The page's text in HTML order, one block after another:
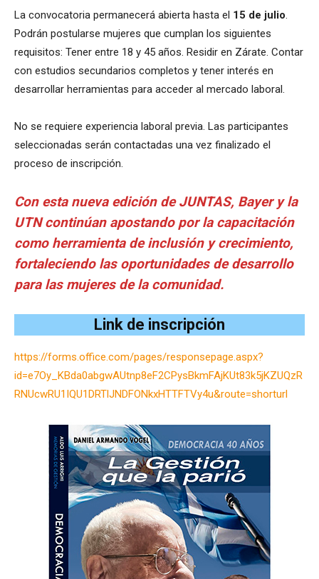
La convocatoria permanecerá abierta hasta el 15 de julio.
Podrán postularse mujeres que cumplan los siguientes
requisitos: Tener entre 18 y 45 años. Residir en Zárate. Contar
con estudios secundarios completos y tener interés en
desarrollar herramientas para acceder al mercado laboral.
No se requiere experiencia laboral previa. Las participantes
seleccionadas serán contactadas una vez finalizado el
proceso de inscripción.
Con esta nueva edición de JUNTAS, Bayer y la
UTN continúan apostando por la capacitación
como herramienta de inclusión y crecimiento,
fortaleciendo las oportunidades de desarrollo
para las mujeres de la comunidad.
Link de inscripción
https://forms.office.com/pages/responsepage.aspx?
id=e7Oy_KBda0abgwAUtnp8eF2CPysBkmFAjKUt83k5jKZUQzR
RNUcwRU1IQU1DRTlJNDFONkxHTTFTVy4u&route=shorturl